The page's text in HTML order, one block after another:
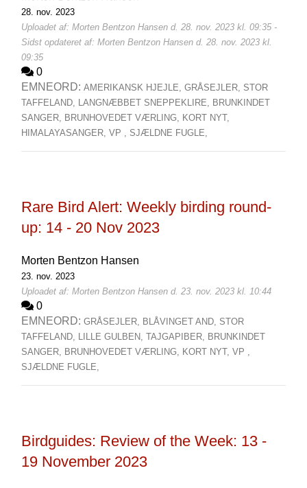
28. nov. 2023
Uploadet af: Morten Bentzon Hansen d. 28. nov. 2023 kl. 09:35 -
Sidst opdateret af: Morten Bentzon Hansen d. 28. nov. 2023 kl.
09:35
0
EMNEORD: AMERIKANSK HJEJLE, GRÅSEJLER, STOR
TAFFELAND, LANGNÆBBET SNEPPEKLIRE, BRUNKINDET
SANGER, BRUNHOVEDET VÆRLING, KORT NYT,
HIMALAYASANGER, VP , SJÆLDNE FUGLE,
Rare Bird Alert: Weekly birding round-
up: 14 - 20 Nov 2023
Morten Bentzon Hansen
23. nov. 2023
Uploadet af: Morten Bentzon Hansen d. 23. nov. 2023 kl. 10:44
0
EMNEORD: GRÅSEJLER, BLÅVINGET AND, STOR
TAFFELAND, LILLE GULBEN, TAJGAPIBER, BRUNKINDET
SANGER, BRUNHOVEDET VÆRLING, KORT NYT, VP ,
SJÆLDNE FUGLE,
Birdguides: Review of the Week: 13 -
19 November 2023